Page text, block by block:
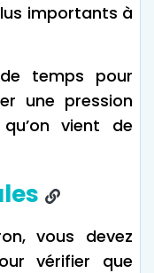
importants à
temps pour
une pression
vient de
vous devez
vérifier que